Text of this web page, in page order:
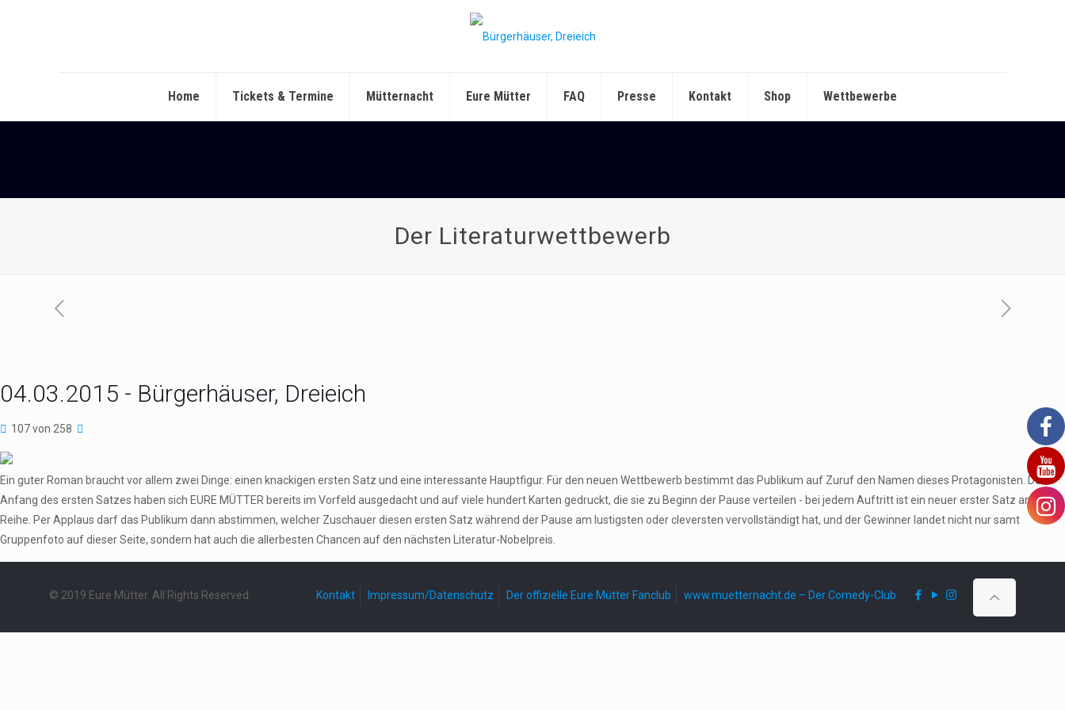
Home Tickets & Termine Mütternacht Eure Mütter FAQ Presse Kontakt Shop Wettbewerbe
Der Literaturwettbewerb
04.03.2015 - Bürgerhäuser, Dreieich
107 von 258
Ein guter Roman braucht vor allem zwei Dinge: einen knackigen ersten Satz und eine interessante Hauptfigur. Für den neuen Wettbewerb bestimmt das Publikum auf Zuruf den Namen dieses Protagonisten. Den
Anfang des ersten Satzes haben sich EURE MÜTTER bereits im Vorfeld ausgedacht und auf viele hundert Karten gedruckt, die sie zu Beginn der Pause verteilen - bei jedem Auftritt ist ein neuer erster Satz an der
Reihe. Per Applaus darf das Publikum dann abstimmen, welcher Zuschauer diesen ersten Satz während der Pause am lustigsten oder cleversten vervollständigt hat, und der Gewinner landet nicht nur samt
Gruppenfoto auf dieser Seite, sondern hat auch die allerbesten Chancen auf den nächsten Literatur-Nobelpreis.
© 2019 Eure Mütter. All Rights Reserved. Kontakt Impressum/Datenschutz Der offizielle Eure Mütter Fanclub www.muetternacht.de – Der Comedy-Club